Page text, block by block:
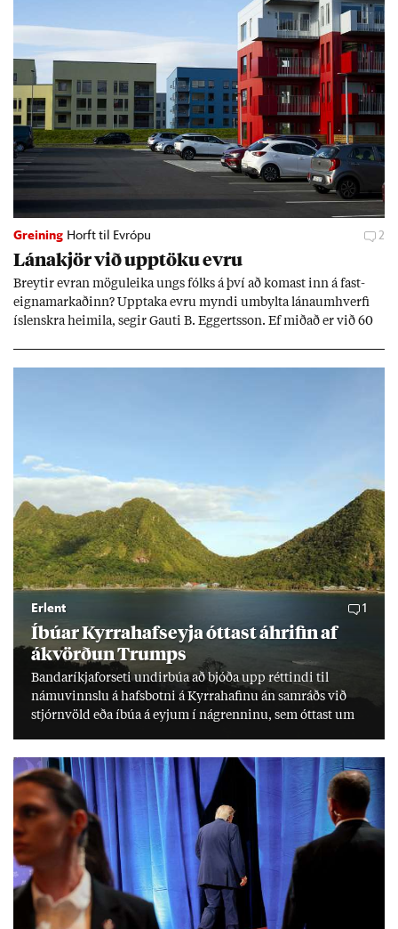
Greining Horft til Evrópu 2
Lána­kjör við upp­töku evru
Breyt­ir evr­an mögu­leika ungs fólks á því að kom­ast inn á fast­
eigna­mark­að­inn? Upp­taka evru myndi um­bylta lánaum­hverfi
ís­lenskra heim­ila, seg­ir Gauti B. Eggerts­son. Ef mið­að er við 60
Erlent 1
Íbú­ar Kyrra­hafs­eyja ótt­ast áhrif­in af
ákvörð­un Trumps
Banda­ríkja­for­seti und­ir­búa að bjóða upp rétt­indi til
námu­vinnslu á hafs­botni á Kyrra­haf­inu án sam­ráðs við
stjórn­völd eða íbúa á eyj­um í ná­grenn­inu, sem ótt­ast um